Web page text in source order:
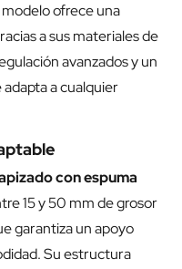
ofrece una
a sus materiales de
avanzados y un
a cualquier
con espuma
15 y 50 mm de grosor
garantiza un apoyo
Su estructura